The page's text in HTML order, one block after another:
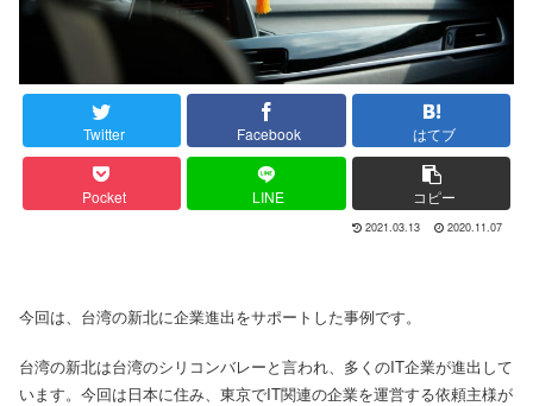
Twitter Facebook はてブ
Pocket LINE コピー
2021.03.13 2020.11.07
今回は、台湾の新北に企業進出をサポートした事例です。
台湾の新北は台湾のシリコンバレーと言われ、多くのIT企業が進出して
います。今回は日本に住み、東京でIT関連の企業を運営する依頼主様が